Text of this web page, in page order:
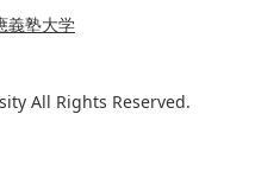
義塾大学
All Rights Reserved.